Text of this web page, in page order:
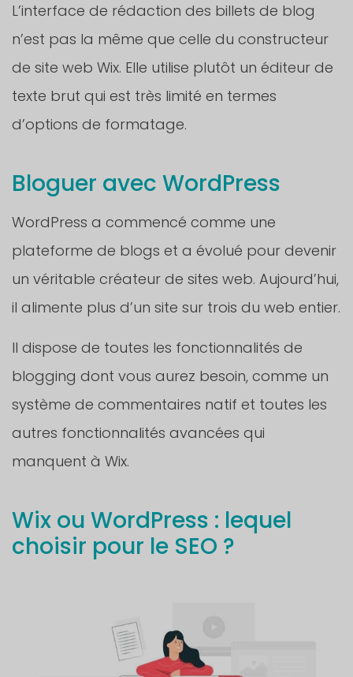
L’interface de rédaction des billets de blog
n’est pas la même que celle du constructeur
de site web Wix. Elle utilise plutôt un éditeur de
texte brut qui est très limité en termes
d’options de formatage.
Bloguer avec WordPress
WordPress a commencé comme une
plateforme de blogs et a évolué pour devenir
un véritable créateur de sites web. Aujourd’hui,
il alimente plus d’un site sur trois du web entier.
Il dispose de toutes les fonctionnalités de
blogging dont vous aurez besoin, comme un
système de commentaires natif et toutes les
autres fonctionnalités avancées qui
manquent à Wix.
Wix ou WordPress : lequel
choisir pour le SEO ?